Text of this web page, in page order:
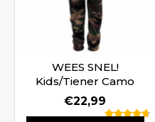
WEES SNEL!
Kids/Tiener Camo
Legerprint
€22,99